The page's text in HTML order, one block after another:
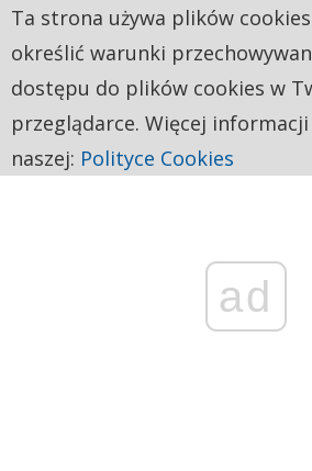
ad
Ta strona używa plików
określić warunki
dostępu do plików cookies w
przeglądarce. Więcej
naszej: Polityce Cookies